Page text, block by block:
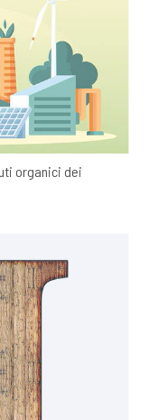
organici dei